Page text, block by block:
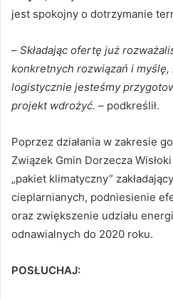
jest spokojny o dotrzymanie
– Składając ofertę już
konkretnych rozwiązań i
logistycznie jesteśmy
projekt wdrożyć. – podkreślił.
Poprzez działania w zakresie
Związek Gmin Dorzecza
„pakiet klimatyczny”
cieplarnianych, podniesienie
oraz zwiększenie udziału
odnawialnych do 2020 roku.
POSŁUCHAJ: